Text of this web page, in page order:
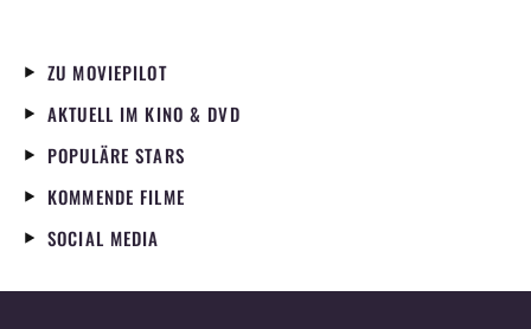
ZU MOVIEPILOT
AKTUELL IM KINO & DVD
POPULÄRE STARS
KOMMENDE FILME
SOCIAL MEDIA